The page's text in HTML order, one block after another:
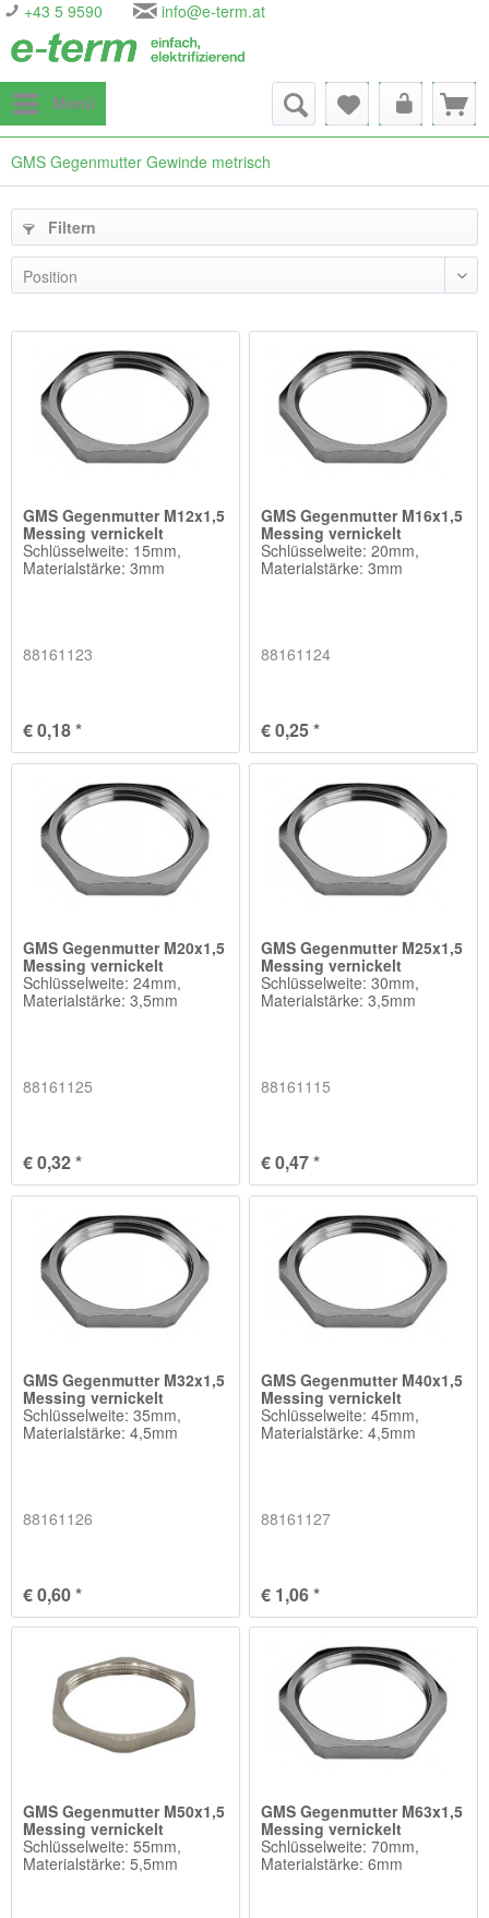
+43 5 9590 info@e-term.at
Menü
GMS Gegenmutter Gewinde metrisch
Filtern
GMS Gegenmutter M12x1,5
Messing vernickelt
Schlüsselweite: 15mm,
Materialstärke: 3mm
88161123
€ 0,18 *
GMS Gegenmutter M16x1,5
Messing vernickelt
Schlüsselweite: 20mm,
Materialstärke: 3mm
88161124
€ 0,25 *
GMS Gegenmutter M20x1,5
Messing vernickelt
Schlüsselweite: 24mm,
Materialstärke: 3,5mm
88161125
€ 0,32 *
GMS Gegenmutter M25x1,5
Messing vernickelt
Schlüsselweite: 30mm,
Materialstärke: 3,5mm
88161115
€ 0,47 *
GMS Gegenmutter M32x1,5
Messing vernickelt
Schlüsselweite: 35mm,
Materialstärke: 4,5mm
88161126
€ 0,60 *
GMS Gegenmutter M40x1,5
Messing vernickelt
Schlüsselweite: 45mm,
Materialstärke: 4,5mm
88161127
€ 1,06 *
GMS Gegenmutter M50x1,5
Messing vernickelt
Schlüsselweite: 55mm,
Materialstärke: 5,5mm
GMS Gegenmutter M63x1,5
Messing vernickelt
Schlüsselweite: 70mm,
Materialstärke: 6mm